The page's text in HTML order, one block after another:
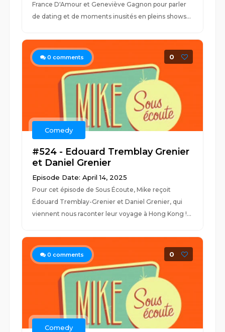
France D'Amour et Geneviève Gagnon pour parler
de dating et de moments inusités en pleins shows...
0 comments 0
Comedy
#524 - Edouard Tremblay Grenier
et Daniel Grenier
Episode Date: April 14, 2025
Pour cet épisode de Sous Écoute, Mike reçoit
Édouard Tremblay-Grenier et Daniel Grenier, qui
viennent nous raconter leur voyage à Hong Kong !...
0 comments 0
Comedy